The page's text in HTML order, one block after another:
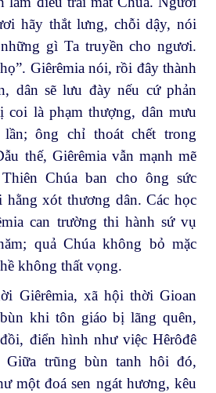
hãy thắt lưng, chỗi dậy, nói
gì Ta truyền cho ngươi.
Giêrêmia nói, rồi đây thành
dân sẽ lưu đày nếu cứ phản
là phạm thượng, dân mưu
ông chỉ thoát chết trong
thế, Giêrêmia vẫn mạnh mẽ
Chúa ban cho ông sức
xót thương dân. Các học
can trường thi hành sứ vụ
quả Chúa không bỏ mặc
không thất vọng.
Giêrêmia, xã hội thời Gioan
khi tôn giáo bị lãng quên,
điển hình như việc Hêrôđê
trũng bùn tanh hôi đó,
một đoá sen ngát hương, kêu